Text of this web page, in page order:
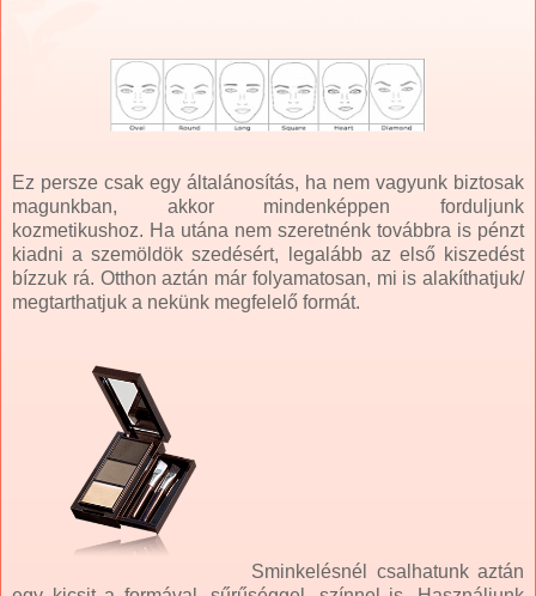
Ez persze csak egy általánosítás, ha nem vagyunk biztosak
magunkban, akkor mindenképpen forduljunk
kozmetikushoz. Ha utána nem szeretnénk továbbra is pénzt
kiadni a szemöldök szedésért, legalább az első kiszedést
bízzuk rá. Otthon aztán már folyamatosan, mi is alakíthatjuk/
megtarthatjuk a nekünk megfelelő formát.
Sminkelésnél csalhatunk aztán